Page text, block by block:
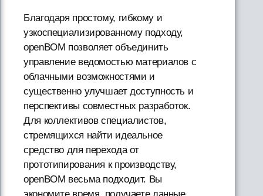
Благодаря простому, гибкому и
узкоспециализированному подходу,
openBOM позволяет объединить
управление ведомостью материалов с
облачными возможностями и
существенно улучшает доступность и
перспективы совместных разработок.
Для коллективов специалистов,
стремящихся найти идеальное
средство для перехода от
прототипирования к производству,
openBOM весьма подходит. Вы